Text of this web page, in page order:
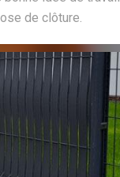
de clôture.